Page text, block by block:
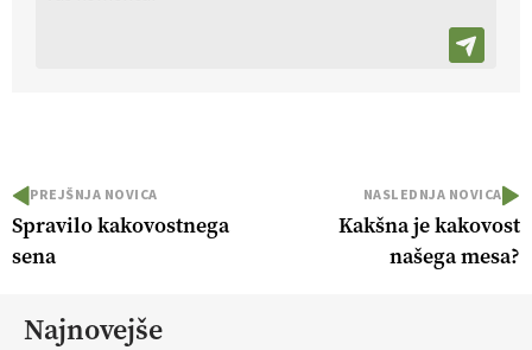
PREJŠNJA NOVICA
Spravilo kakovostnega
sena
NASLEDNJA NOVICA
Kakšna je kakovost
našega mesa?
Najnovejše